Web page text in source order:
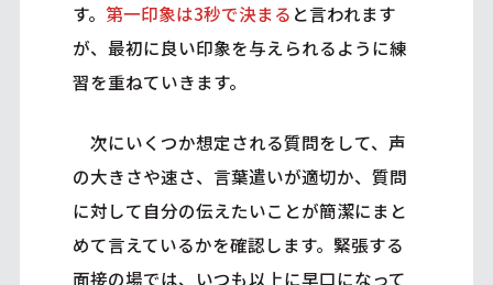
す。 第一印象は3秒で決まる と言われます
が、最初に良い印象を与えられるように練
習を重ねていきます。
次にいくつか想定される質問をして、声
の大きさや速さ、言葉遣いが適切か、質問
に対して自分の伝えたいことが簡潔にまと
めて言えているかを確認します。緊張する
面接の場では、いつも以上に早口になって